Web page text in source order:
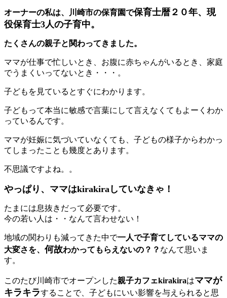
オーナーの私は、川崎市の保育園で保育士暦２０年、現
役保育士3人の子育中。
たくさんの親子と関わってきました。
ママが仕事で忙しいとき、お腹に赤ちゃんがいるとき、家庭
でうまくいってないとき・・・。
子どもを見ているとすぐにわかります。
子どもって本当に敏感で言葉にして言えなくてもよーくわか
っているんです。
ママが妊娠に気づいていなくても、子どもの様子からわかっ
てしまったことも幾度とあります。
不思議ですよね。。
やっぱり、ママはkirakiraしていなきゃ！
たまには息抜きだって必要です。
今の若い人は・・なんて言わせない！
地域の関わりも減ってきた中で一人で子育てしているママの
大変さを、 何故わかってもらえないの？？ なんて思いま
す。
このたび川崎市でオープンした親子カフェkirakiraはママが
キラキラすることで、子どもにいい影響を与えられると思